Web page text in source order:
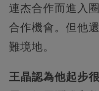
連杰合作而進入
合作機會。但他
難境地。
王晶認為他起步